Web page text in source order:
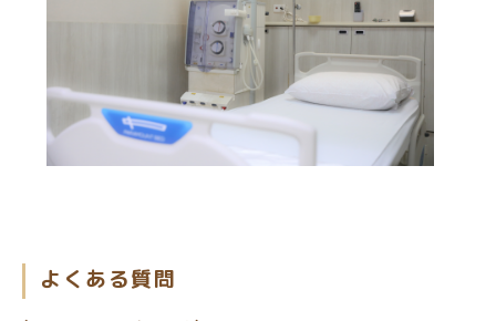
よくある質問